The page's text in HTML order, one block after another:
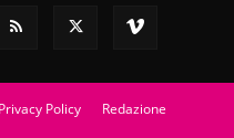
Privacy Policy Redazione